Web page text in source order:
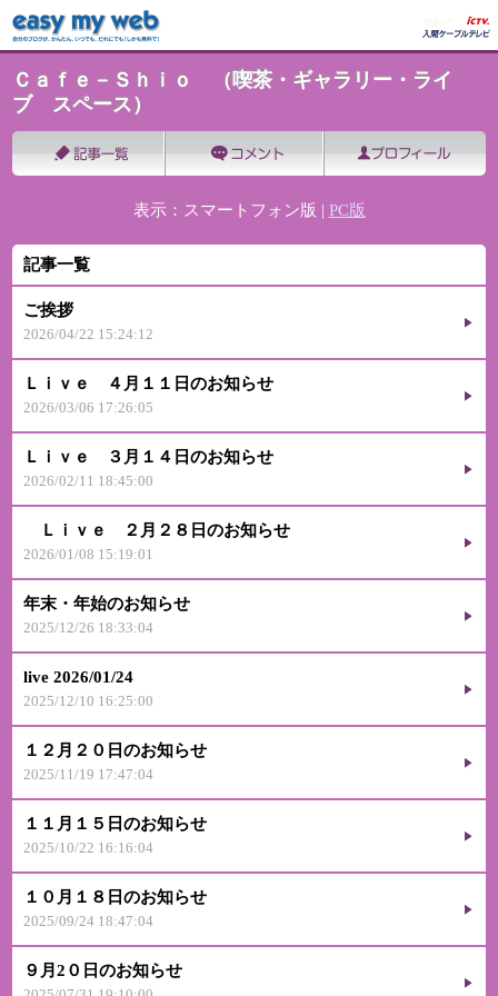
Ｃａｆｅ－Ｓｈｉｏ （喫茶・ギャラリー・ライ
ブ スペース）
表示：スマートフォン版 | PC版
記事一覧
ご挨拶
2026/04/22 15:24:12
Ｌｉｖｅ ４月１１日のお知らせ
2026/03/06 17:26:05
Ｌｉｖｅ ３月１４日のお知らせ
2026/02/11 18:45:00
Ｌｉｖｅ ２月２８日のお知らせ
2026/01/08 15:19:01
年末・年始のお知らせ
2025/12/26 18:33:04
live 2026/01/24
2025/12/10 16:25:00
１２月２０日のお知らせ
2025/11/19 17:47:04
１１月１５日のお知らせ
2025/10/22 16:16:04
１０月１８日のお知らせ
2025/09/24 18:47:04
９月2０日のお知らせ